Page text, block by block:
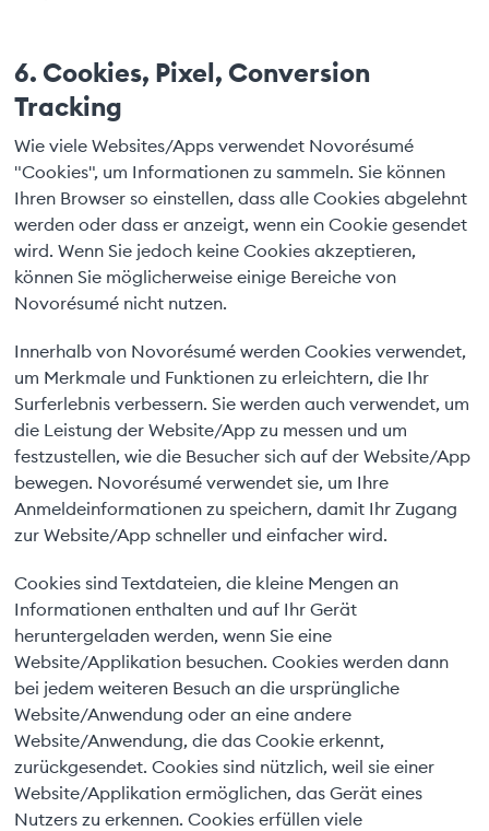
6. Cookies, Pixel, Conversion
Tracking
Wie viele Websites/Apps verwendet Novorésumé
"Cookies", um Informationen zu sammeln. Sie können
Ihren Browser so einstellen, dass alle Cookies abgelehnt
werden oder dass er anzeigt, wenn ein Cookie gesendet
wird. Wenn Sie jedoch keine Cookies akzeptieren,
können Sie möglicherweise einige Bereiche von
Novorésumé nicht nutzen.
Innerhalb von Novorésumé werden Cookies verwendet,
um Merkmale und Funktionen zu erleichtern, die Ihr
Surferlebnis verbessern. Sie werden auch verwendet, um
die Leistung der Website/App zu messen und um
festzustellen, wie die Besucher sich auf der Website/App
bewegen. Novorésumé verwendet sie, um Ihre
Anmeldeinformationen zu speichern, damit Ihr Zugang
zur Website/App schneller und einfacher wird.
Cookies sind Textdateien, die kleine Mengen an
Informationen enthalten und auf Ihr Gerät
heruntergeladen werden, wenn Sie eine
Website/Applikation besuchen. Cookies werden dann
bei jedem weiteren Besuch an die ursprüngliche
Website/Anwendung oder an eine andere
Website/Anwendung, die das Cookie erkennt,
zurückgesendet. Cookies sind nützlich, weil sie einer
Website/Applikation ermöglichen, das Gerät eines
Nutzers zu erkennen. Cookies erfüllen viele